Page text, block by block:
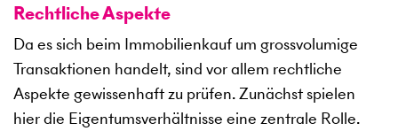
Rechtliche Aspekte
Da es sich beim Immobilienkauf um grossvolumige
Transaktionen handelt, sind vor allem rechtliche
Aspekte gewissenhaft zu prüfen. Zunächst spielen
hier die Eigentumsverhältnisse eine zentrale Rolle.